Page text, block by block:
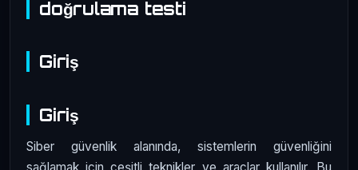
doğrulama testi
Giriş
Giriş
Siber güvenlik alanında, sistemlerin güvenliğini